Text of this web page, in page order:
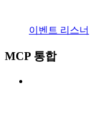
이벤트 리스너
MCP 통합